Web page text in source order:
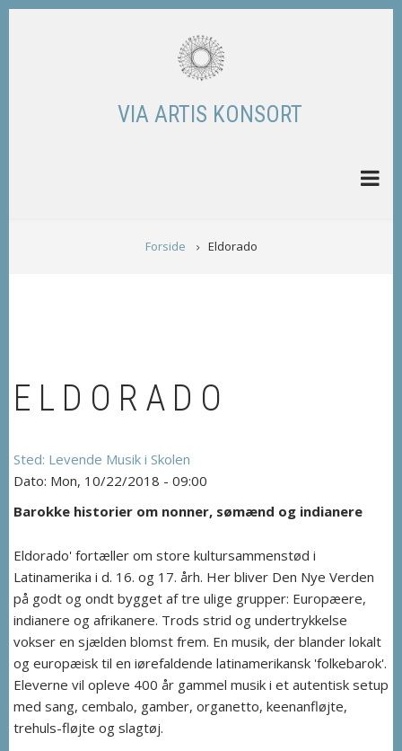
Skip
VIA ARTIS KONSORT
BREADCRUMB
Forside Eldorado
ELDORADO
Levende Musik i Skolen
Mon, 10/22/2018 - 09:00
Barokke historier om nonner, sømænd og indianere
Eldorado' fortæller om store kultursammenstød i
Latinamerika i d. 16. og 17. årh. Her bliver Den Nye Verden
på godt og ondt bygget af tre ulige grupper: Europæere,
indianere og afrikanere. Trods strid og undertrykkelse
vokser en sjælden blomst frem. En musik, der blander lokalt
og europæisk til en iørefaldende latinamerikansk 'folkebarok'.
Eleverne vil opleve 400 år gammel musik i et autentisk setup
med sang, cembalo, gamber, organetto, keenanfløjte,
trehuls-fløjte og slagtøj.